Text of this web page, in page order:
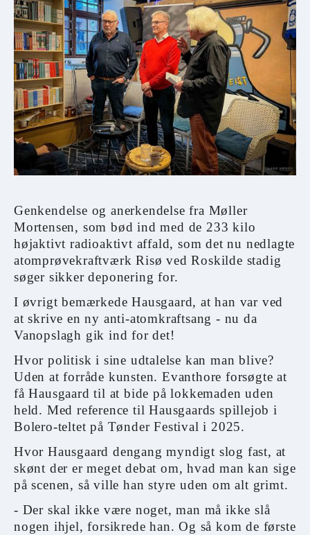
Genkendelse og anerkendelse fra Møller
Mortensen, som bød ind med de 233 kilo
højaktivt radioaktivt affald, som det nu nedlagte
atomprøvekraftværk Risø ved Roskilde stadig
søger sikker deponering for.
I øvrigt bemærkede Hausgaard, at han var ved
at skrive en ny anti-atomkraftsang - nu da
Vanopslagh gik ind for det!
Hvor politisk i sine udtalelse kan man blive?
Uden at forråde kunsten. Evanthore forsøgte at
få Hausgaard til at bide på lokkemaden uden
held. Med reference til Hausgaards spillejob i
Bolero-teltet på Tønder Festival i 2025.
Hvor Hausgaard dengang myndigt slog fast, at
skønt der er meget debat om, hvad man kan sige
på scenen, så ville han styre uden om alt grimt.
- Der skal ikke være noget, man må ikke slå
nogen ihjel, forsikrede han. Og så kom de første